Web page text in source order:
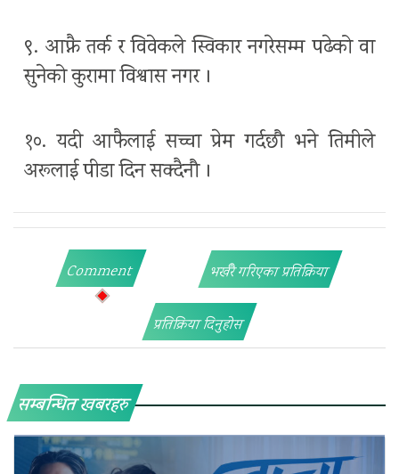
९. आफ्नै तर्क र विवेकले स्विकार नगरेसम्म पढेको वा
सुनेको कुरामा विश्वास नगर ।
१०. यदी आफैलाई सच्चा प्रेम गर्दछौ भने तिमीले
अरूलाई पीडा दिन सक्दैनौ ।
Comment भर्खरै गरिएका प्रतिक्रिया
प्रतिक्रिया दिनुहोस
सम्बन्धित खबरहरु